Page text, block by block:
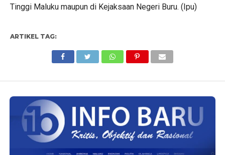
Tinggi Maluku maupun di Kejaksaan Negeri Buru. (Ipu)
ARTIKEL TAG: